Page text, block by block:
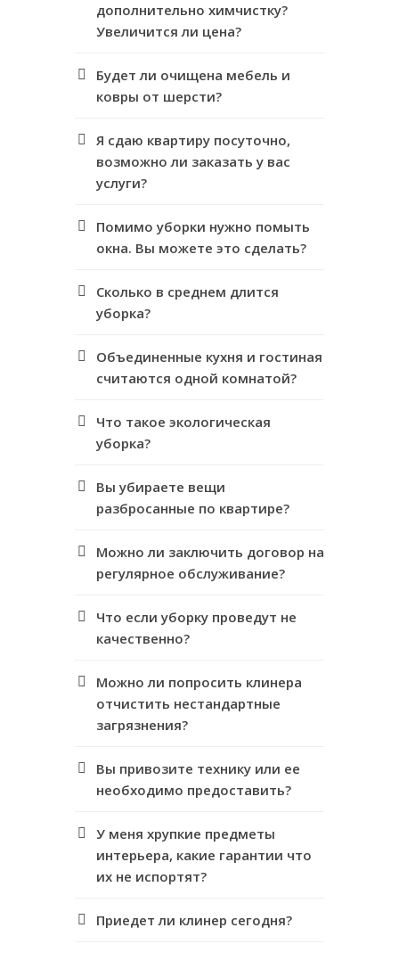
дополнительно химчистку?
Увеличится ли цена?
Будет ли очищена мебель и
ковры от шерсти?
Я сдаю квартиру посуточно,
возможно ли заказать у вас
услуги?
Помимо уборки нужно помыть
окна. Вы можете это сделать?
Сколько в среднем длится
уборка?
Объединенные кухня и гостиная
считаются одной комнатой?
Что такое экологическая
уборка?
Вы убираете вещи
разбросанные по квартире?
Можно ли заключить договор на
регулярное обслуживание?
Что если уборку проведут не
качественно?
Можно ли попросить клинера
отчистить нестандартные
загрязнения?
Вы привозите технику или ее
необходимо предоставить?
У меня хрупкие предметы
интерьера, какие гарантии что
их не испортят?
Приедет ли клинер сегодня?